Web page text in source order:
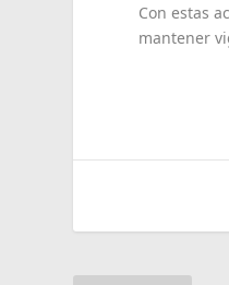
Con estas
mantener